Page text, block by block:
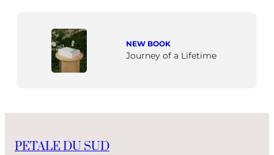
NEW BOOK
Journey of a Lifetime
PETALE DU SUD